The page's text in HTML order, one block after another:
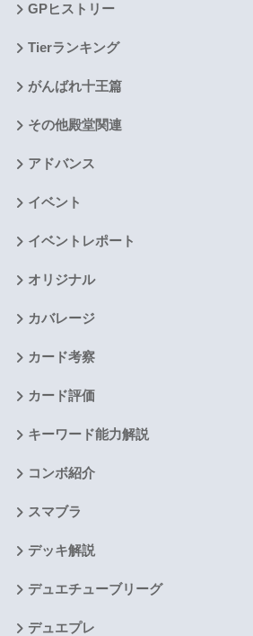
GPヒストリー
Tierランキング
がんばれ十王篇
その他殿堂関連
アドバンス
イベント
イベントレポート
オリジナル
カバレージ
カード考察
カード評価
キーワード能力解説
コンボ紹介
スマブラ
デッキ解説
デュエチューブリーグ
デュエプレ